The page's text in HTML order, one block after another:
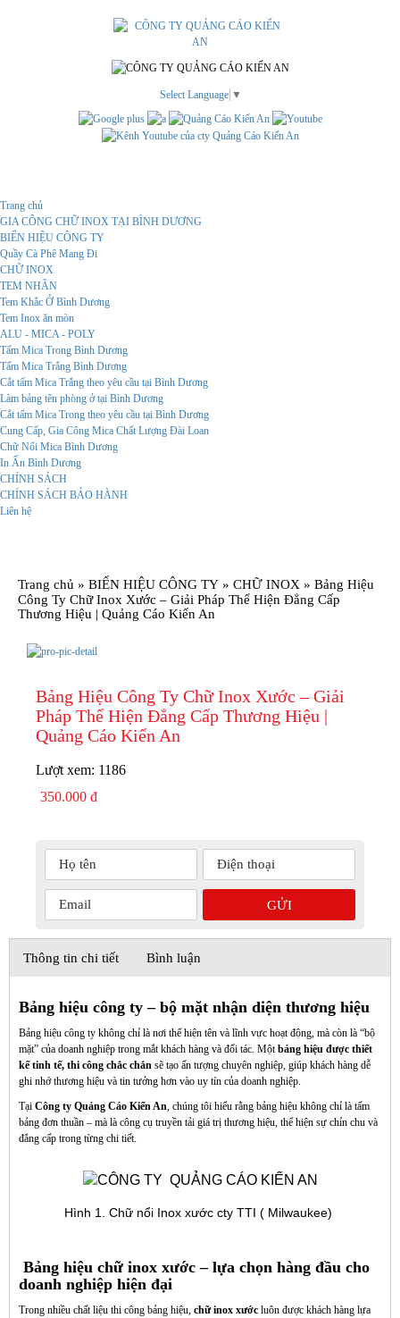
Select Language ▼
Trang chủ
GIA CÔNG CHỮ INOX TẠI BÌNH DƯƠNG
BIỂN HIỆU CÔNG TY
Quầy Cà Phê Mang Đi
CHỮ INOX
TEM NHÃN
Tem Khắc Ở Bình Dương
Tem Inox ăn mòn
ALU - MICA - POLY
Tấm Mica Trong Bình Dương
Tấm Mica Trắng Bình Dương
Cắt tấm Mica Trắng theo yêu cầu tại Bình Dương
Làm bảng tên phòng ở tại Bình Dương
Cắt tấm Mica Trong theo yêu cầu tại Bình Dương
Cung Cấp, Gia Công Mica Chất Lượng Đài Loan
Chữ Nổi Mica Bình Dương
In Ấn Bình Dương
CHÍNH SÁCH
CHÍNH SÁCH BẢO HÀNH
Liên hệ
Trang chủ » BIỂN HIỆU CÔNG TY » CHỮ INOX » Bảng Hiệu
Công Ty Chữ Inox Xước – Giải Pháp Thể Hiện Đẳng Cấp
Thương Hiệu | Quảng Cáo Kiến An
Bảng Hiệu Công Ty Chữ Inox Xước – Giải
Pháp Thể Hiện Đẳng Cấp Thương Hiệu |
Quảng Cáo Kiến An
Lượt xem: 1186
350.000 đ
Thông tin chi tiết Bình luận
Bảng hiệu công ty – bộ mặt nhận diện thương hiệu
Bảng hiệu công ty không chỉ là nơi thể hiện tên và lĩnh vực hoạt động, mà còn là “bộ
mặt” của doanh nghiệp trong mắt khách hàng và đối tác. Mộtbảng hiệu được thiết
kế tinh tế, thi công chắc chắn sẽ tạo ấn tượng chuyên nghiệp, giúp khách hàng dễ
ghi nhớ thương hiệu và tin tưởng hơn vào uy tín của doanh nghiệp.
Tại Công ty Quảng Cáo Kiến An, chúng tôi hiểu rằng bảng hiệu không chỉ là tấm
bảng đơn thuần – mà là công cụ truyền tải giá trị thương hiệu, thể hiện sự chỉn chu và
đẳng cấp trong từng chi tiết.
Hình 1. Chữ nổi Inox xước cty TTI ( Milwaukee)
Bảng hiệu chữ inox xước – lựa chọn hàng đầu cho
doanh nghiệp hiện đại
Trong nhiều chất liệu thi công bảng hiệu, chữ inox xước luôn được khách hàng lựa